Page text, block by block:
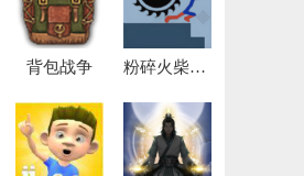
背包战争 粉碎火柴人大作战